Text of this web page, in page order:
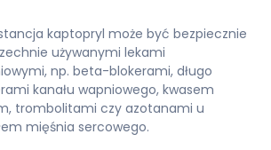
kaptopryl może być bezpiecznie
używanymi lekami
np. beta-blokerami, długo
kanału wapniowego, kwasem
trombolitami czy azotanami u
mięśnia sercowego.